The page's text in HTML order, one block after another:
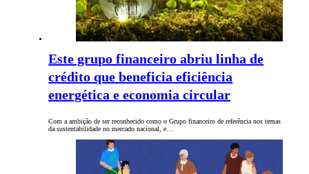
Este grupo financeiro abriu linha de
crédito que beneficia eficiência
energética e economia circular
Com a ambição de ser reconhecido como o Grupo financeiro de referência nos temas
da sustentabilidade no mercado nacional, e…